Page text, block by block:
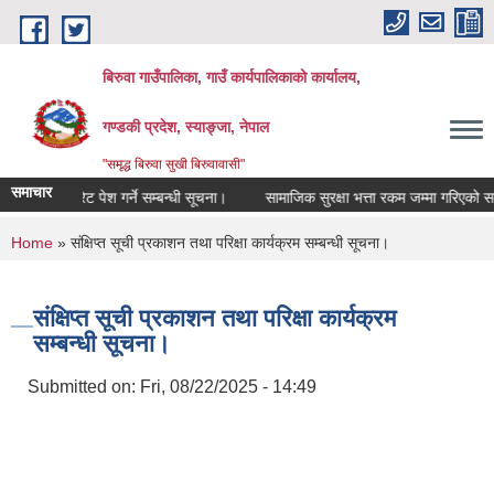
Skip to main content
बिरुवा गाउँपालिका, गाउँ कार्यपालिकाको कार्यालय,
गण्डकी प्रदेश, स्याङ्जा, नेपाल
"समृद्ध बिरुवा सुखी बिरुवावासी"
समाचारदररेट पेश गर्ने सम्बन्धी सूचना। सामाजिक सुरक्षा भत्ता रकम जम्मा गरिएको
You are here
Home » संक्षिप्त सूची प्रकाशन तथा परिक्षा कार्यक्रम सम्बन्धी सूचना।
संक्षिप्त सूची प्रकाशन तथा परिक्षा कार्यक्रम
सम्बन्धी सूचना।
Submitted on: Fri, 08/22/2025 - 14:49